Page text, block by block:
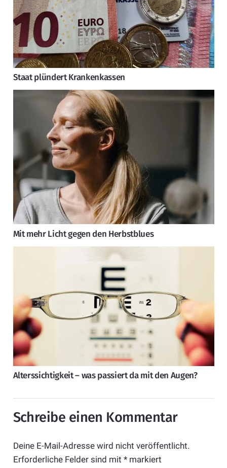
Staat plündert Krankenkassen
Mit mehr Licht gegen den Herbstblues
Alterssichtigkeit – was passiert da mit den Augen?
Schreibe einen Kommentar
Deine E-Mail-Adresse wird nicht veröffentlicht.
Erforderliche Felder sind mit *markiert